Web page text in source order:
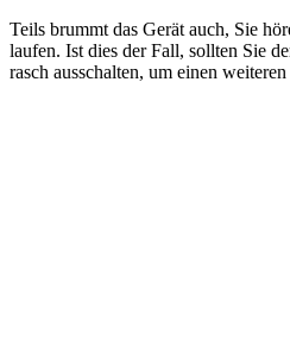
Teils brummt das Gerät auch, Sie
laufen. Ist dies der Fall, sollten Sie
rasch ausschalten, um einen